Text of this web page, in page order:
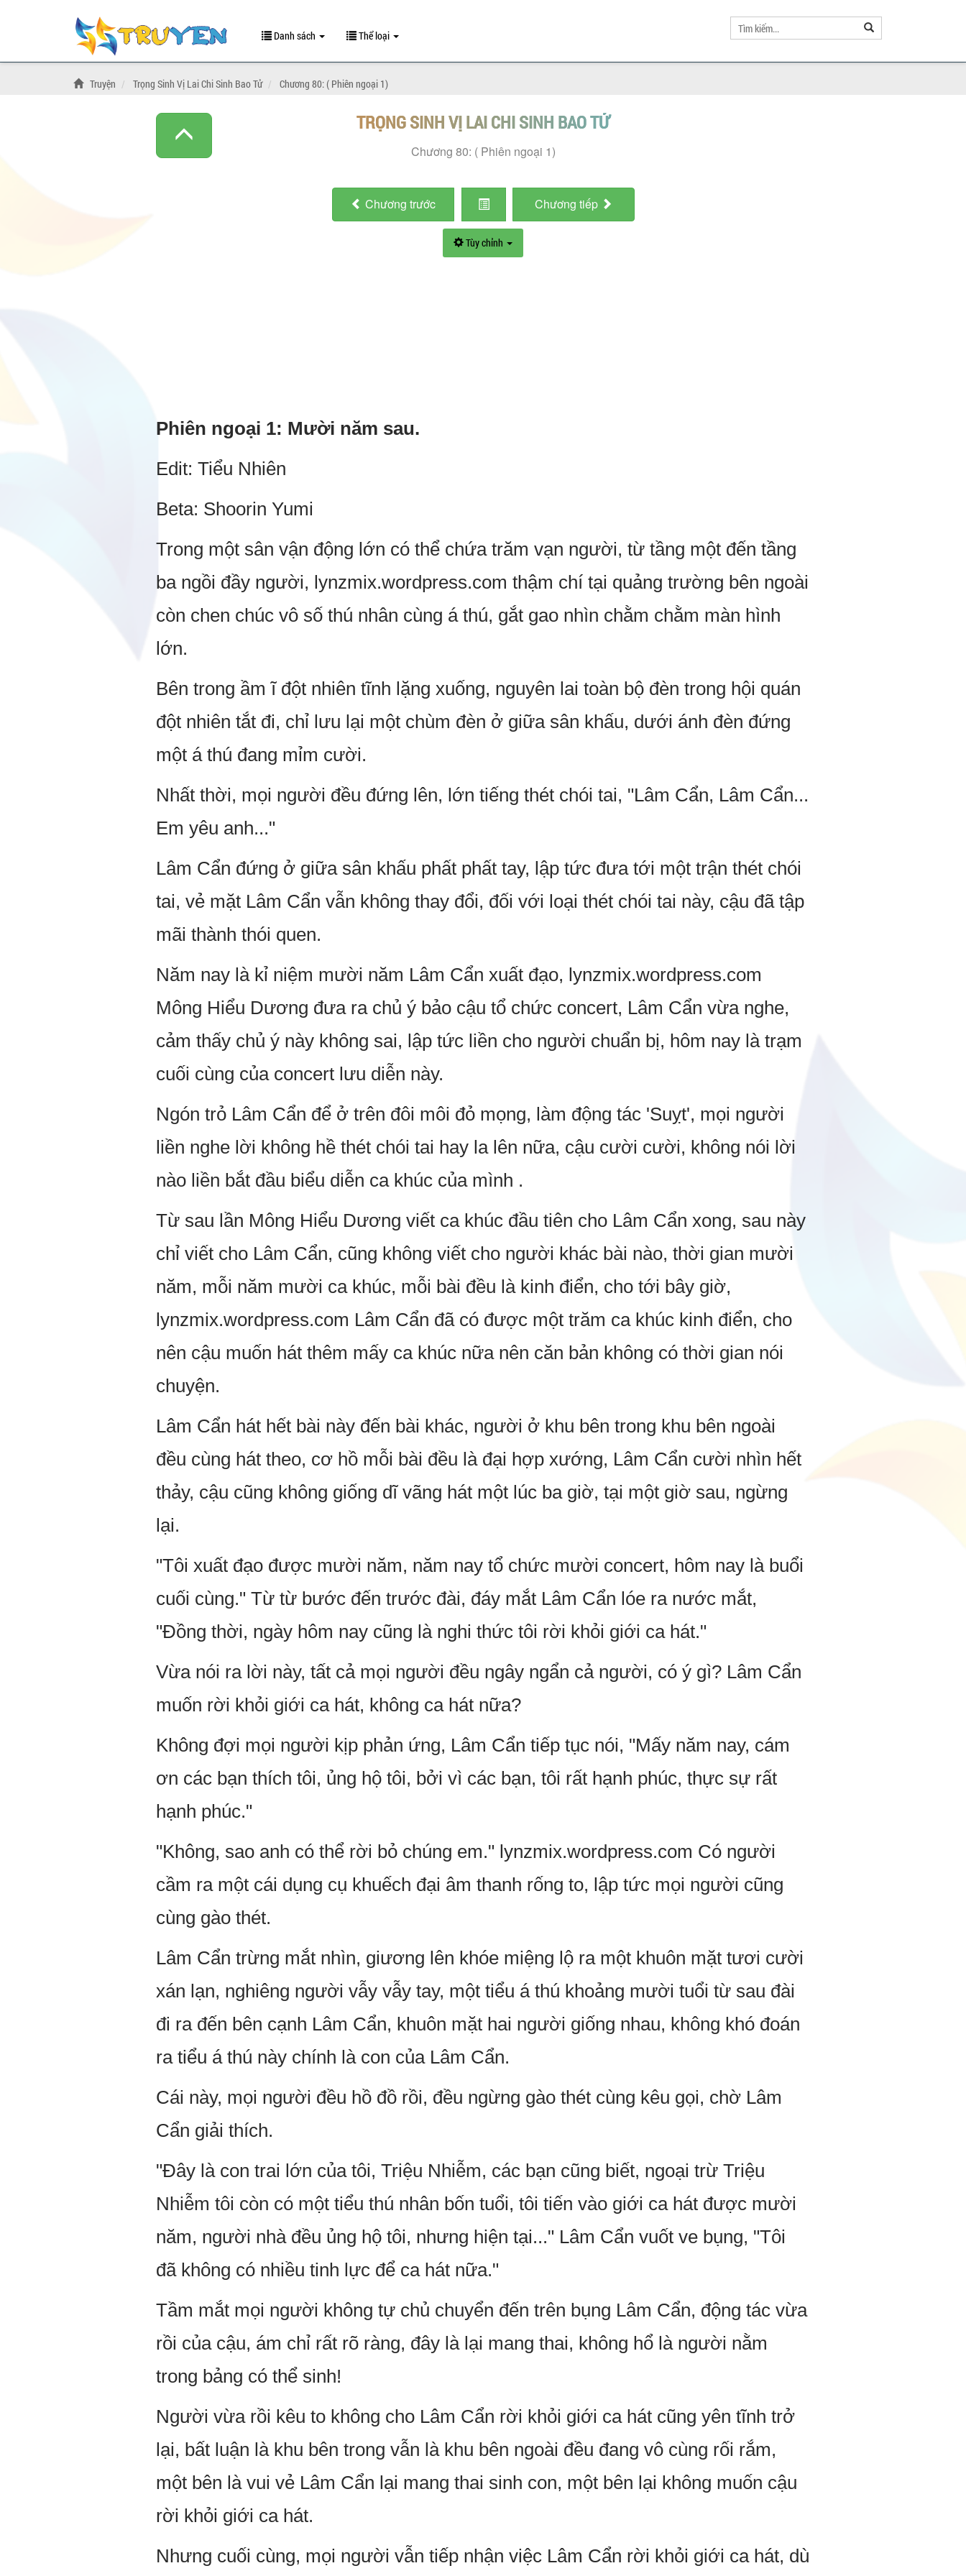
Danh sách Thể loại
Truyện Trọng Sinh Vị Lai Chi Sinh Bao Tử Chương 80: ( Phiên ngoại 1)
TRỌNG SINH VỊ LAI CHI SINH BAO TỬ
Chương 80: ( Phiên ngoại 1)
Chương trước Chương tiếp
Tùy chỉnh
Phiên ngoại 1: Mười năm sau.
Edit: Tiểu Nhiên
Beta: Shoorin Yumi
Trong một sân vận động lớn có thể chứa trăm vạn người, từ tầng một đến tầng
ba ngồi đầy người, lynzmix.wordpress.com thậm chí tại quảng trường bên ngoài
còn chen chúc vô số thú nhân cùng á thú, gắt gao nhìn chằm chằm màn hình
lớn.
Bên trong ầm ĩ đột nhiên tĩnh lặng xuống, nguyên lai toàn bộ đèn trong hội quán
đột nhiên tắt đi, chỉ lưu lại một chùm đèn ở giữa sân khấu, dưới ánh đèn đứng
một á thú đang mỉm cười.
Nhất thời, mọi người đều đứng lên, lớn tiếng thét chói tai, "Lâm Cẩn, Lâm Cẩn...
Em yêu anh..."
Lâm Cẩn đứng ở giữa sân khấu phất phất tay, lập tức đưa tới một trận thét chói
tai, vẻ mặt Lâm Cẩn vẫn không thay đổi, đối với loại thét chói tai này, cậu đã tập
mãi thành thói quen.
Năm nay là kỉ niệm mười năm Lâm Cẩn xuất đạo, lynzmix.wordpress.com
Mông Hiểu Dương đưa ra chủ ý bảo cậu tổ chức concert, Lâm Cẩn vừa nghe,
cảm thấy chủ ý này không sai, lập tức liền cho người chuẩn bị, hôm nay là trạm
cuối cùng của concert lưu diễn này.
Ngón trỏ Lâm Cẩn để ở trên đôi môi đỏ mọng, làm động tác 'Suỵt', mọi người
liền nghe lời không hề thét chói tai hay la lên nữa, cậu cười cười, không nói lời
nào liền bắt đầu biểu diễn ca khúc của mình .
Từ sau lần Mông Hiểu Dương viết ca khúc đầu tiên cho Lâm Cẩn xong, sau này
chỉ viết cho Lâm Cẩn, cũng không viết cho người khác bài nào, thời gian mười
năm, mỗi năm mười ca khúc, mỗi bài đều là kinh điển, cho tới bây giờ,
lynzmix.wordpress.com Lâm Cẩn đã có được một trăm ca khúc kinh điển, cho
nên cậu muốn hát thêm mấy ca khúc nữa nên căn bản không có thời gian nói
chuyện.
Lâm Cẩn hát hết bài này đến bài khác, người ở khu bên trong khu bên ngoài
đều cùng hát theo, cơ hồ mỗi bài đều là đại hợp xướng, Lâm Cẩn cười nhìn hết
thảy, cậu cũng không giống dĩ vãng hát một lúc ba giờ, tại một giờ sau, ngừng
lại.
"Tôi xuất đạo được mười năm, năm nay tổ chức mười concert, hôm nay là buổi
cuối cùng." Từ từ bước đến trước đài, đáy mắt Lâm Cẩn lóe ra nước mắt,
"Đồng thời, ngày hôm nay cũng là nghi thức tôi rời khỏi giới ca hát."
Vừa nói ra lời này, tất cả mọi người đều ngây ngẩn cả người, có ý gì? Lâm Cẩn
muốn rời khỏi giới ca hát, không ca hát nữa?
Không đợi mọi người kịp phản ứng, Lâm Cẩn tiếp tục nói, "Mấy năm nay, cám
ơn các bạn thích tôi, ủng hộ tôi, bởi vì các bạn, tôi rất hạnh phúc, thực sự rất
hạnh phúc."
"Không, sao anh có thể rời bỏ chúng em." lynzmix.wordpress.com Có người
cầm ra một cái dụng cụ khuếch đại âm thanh rống to, lập tức mọi người cũng
cùng gào thét.
Lâm Cẩn trừng mắt nhìn, giương lên khóe miệng lộ ra một khuôn mặt tươi cười
xán lạn, nghiêng người vẫy vẫy tay, một tiểu á thú khoảng mười tuổi từ sau đài
đi ra đến bên cạnh Lâm Cẩn, khuôn mặt hai người giống nhau, không khó đoán
ra tiểu á thú này chính là con của Lâm Cẩn.
Cái này, mọi người đều hồ đồ rồi, đều ngừng gào thét cùng kêu gọi, chờ Lâm
Cẩn giải thích.
"Đây là con trai lớn của tôi, Triệu Nhiễm, các bạn cũng biết, ngoại trừ Triệu
Nhiễm tôi còn có một tiểu thú nhân bốn tuổi, tôi tiến vào giới ca hát được mười
năm, người nhà đều ủng hộ tôi, nhưng hiện tại..." Lâm Cẩn vuốt ve bụng, "Tôi
đã không có nhiều tinh lực để ca hát nữa."
Tầm mắt mọi người không tự chủ chuyển đến trên bụng Lâm Cẩn, động tác vừa
rồi của cậu, ám chỉ rất rõ ràng, đây là lại mang thai, không hổ là người nằm
trong bảng có thể sinh!
Người vừa rồi kêu to không cho Lâm Cẩn rời khỏi giới ca hát cũng yên tĩnh trở
lại, bất luận là khu bên trong vẫn là khu bên ngoài đều đang vô cùng rối rắm,
một bên là vui vẻ Lâm Cẩn lại mang thai sinh con, một bên lại không muốn cậu
rời khỏi giới ca hát.
Nhưng cuối cùng, mọi người vẫn tiếp nhận việc Lâm Cẩn rời khỏi giới ca hát, dù